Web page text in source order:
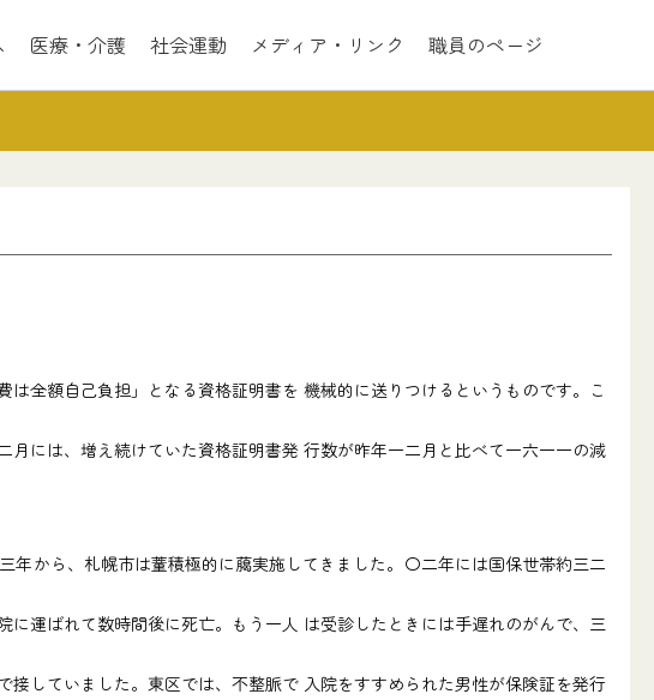
医療・介護 社会運動 メディア・リンク 職員のページ
全額自己負担」となる資格証明書を 機械的に送りつけるというものです。こ
には、増え続けていた資格証明書発 行数が昨年一二月と比べて一六一一の減
から、札幌市は蕫積極的に﨟実施してきました。〇二年には国保世帯約三二
運ばれて数時間後に死亡。もう一人 は受診したときには手遅れのがんで、三
していました。東区では、不整脈で 入院をすすめられた男性が保険証を発行